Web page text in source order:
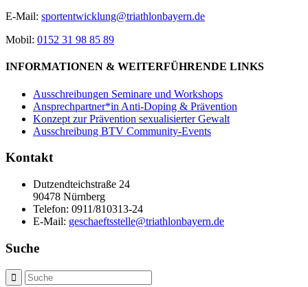
E-Mail: sportentwicklung@triathlonbayern.de
Mobil: 0152 31 98 85 89
INFORMATIONEN & WEITERFÜHRENDE LINKS
Ausschreibungen Seminare und Workshops
Ansprechpartner*in Anti-Doping & Prävention
Konzept zur Prävention sexualisierter Gewalt
Ausschreibung BTV Community-Events
Kontakt
Dutzendteichstraße 24
90478 Nürnberg
Telefon: 0911/810313-24
E-Mail: geschaeftsstelle@triathlonbayern.de
Suche